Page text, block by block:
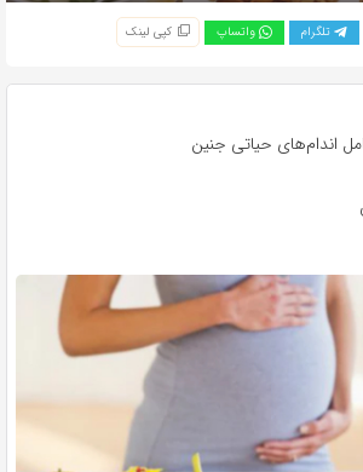
تلگرام واتساپ کپی لینک
اندام‌های حیاتی جنین